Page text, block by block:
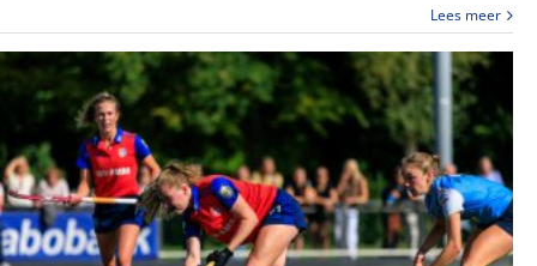
Lees meer